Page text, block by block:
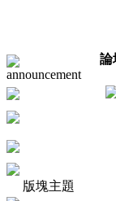
論
版塊主題